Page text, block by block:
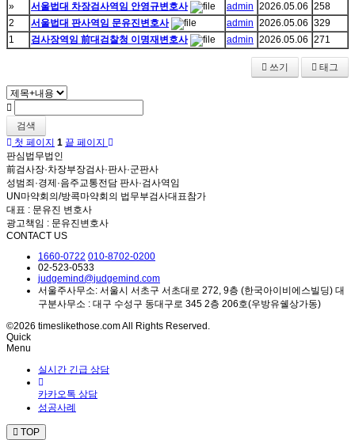
»
서울법대 차장검사역임 안영규변호사 admin 2026.05.06 258
2
서울법대 판사역임 문유진변호사 admin 2026.05.06 329
1
검사장역임 前대검찰청 이명재변호사 admin 2026.05.06 271
쓰기 태그
검색
첫 페이지 1 끝 페이지
판심법무법인
前검사장·차장부장검사·판사·군판사
성범죄·경제·음주교통전담 판사·검사역임
UN마약회의/방콕마약회의 법무부검사대표참가
대표 : 문유진 변호사
광고책임 : 문유진변호사
CONTACT US
1660-0722 010-8702-0200
02-523-0533
judgemind@judgemind.com
서울주사무소: 서울시 서초구 서초대로 272, 9층 (한국아이비에스빌딩) 대
구분사무소 : 대구 수성구 동대구로 345 2층 206호(우방유쉘상가동)
©2026 timeslikethose.com All Rights Reserved.
Quick
Menu
실시간 긴급 상담
카카오톡 상담
성공사례
TOP